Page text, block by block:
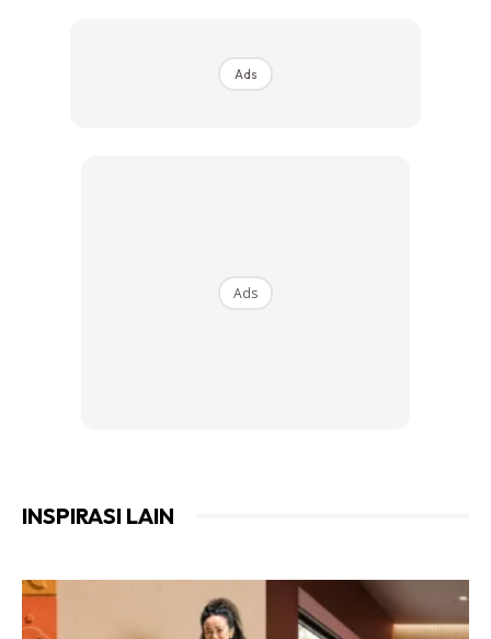
Ads
Ads
INSPIRASI LAIN